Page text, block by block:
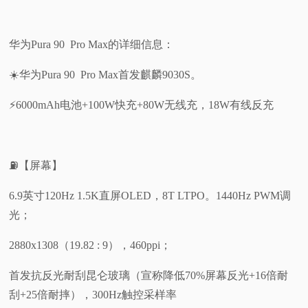
华为Pura 90 Pro Max的详细信息：
☀️华为Pura 90 Pro Max首发麒麟9030S。
⚡6000mAh电池+100W快充+80W无线充，18W有线反充
⛽【屏幕】
6.9英寸120Hz 1.5K直屏OLED，8T LTPO。1440Hz PWM调
光；
2880x1308（19.82 : 9），460ppi；
首发抗反光耐刮昆仑玻璃（宣称降低70%屏幕反光+16倍耐
刮+25倍耐摔），300Hz触控采样率